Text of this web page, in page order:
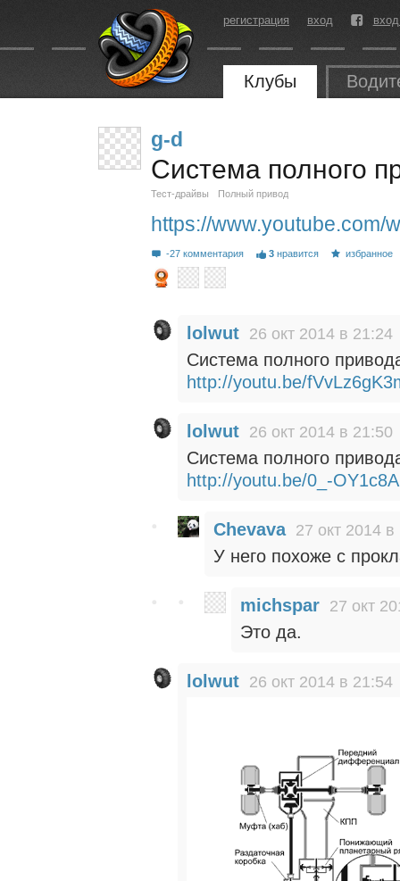
регистрация вход
Клубы
g-d
Система полного
Тест-драйвы Полный привод
https://www.youtube.com/
-27 комментария 3 нравится избранное
lolwut 26 окт 2014 в 21:24
Система полного
http://youtu.be/
lolwut 26 окт 2014 в 21:50
Система полного
http://youtu.be/0_-
Chevava 27 окт 2014 в
У него похоже с
michspar 27 окт
Это да.
lolwut 26 окт 2014 в 21:54